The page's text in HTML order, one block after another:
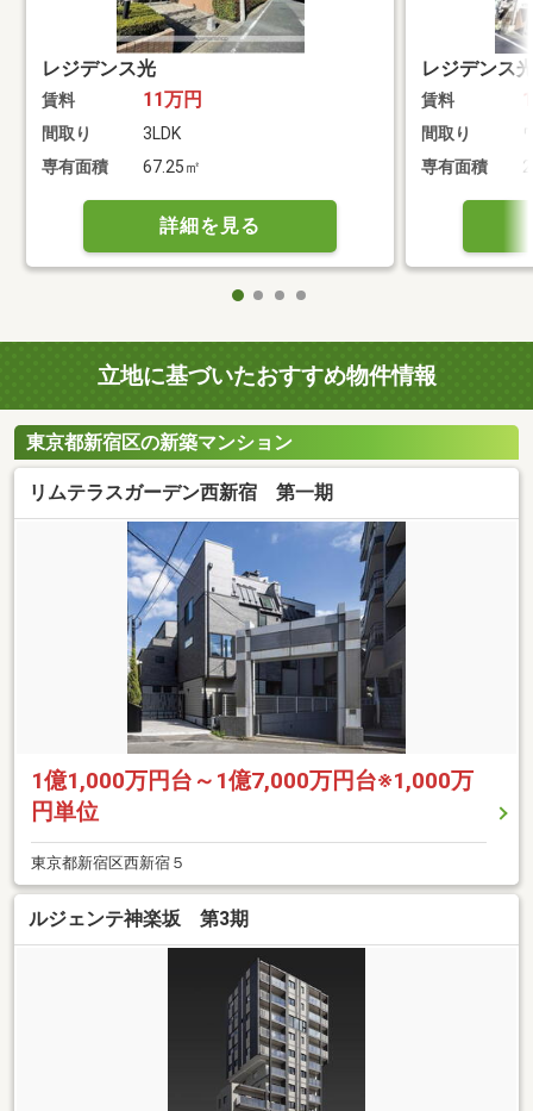
レジデンス光
賃料 11万円
間取り
3LDK
専有面積
67.25㎡
詳細を見る
レジデンス
賃料
間取り
専有面積
立地に基づいたおすすめ物件情報
東京都新宿区の新築マンション
リムテラスガーデン西新宿 第一期
1億1,000万円台～1億7,000万円台※1,000万
円単位
東京都新宿区西新宿５
ルジェンテ神楽坂 第3期